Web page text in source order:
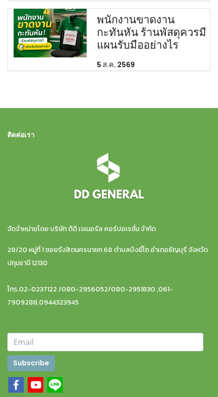
พนักงานขาดงาน
กะทันหัน ร้านพัสดุควรมี
แผนรับมืออย่างไร
5 ส.ค. 2569
ติดต่อเรา
จัดจำหน่ายโดย บริษัท ดีดี เจเนอรัล คอร์ปอเรชั่น จำกัด
28/20 หมู่ที่ 1 ซอยรังสิตนครนายก 68 ตำบลบึงยี่โถ อำเภอธัญบุรี จังหวัด
ปทุมธานี 12130
โทร.02-0237122 /080-2956052/080-2951830 ,061-
7909288,0944323945
Subscribe